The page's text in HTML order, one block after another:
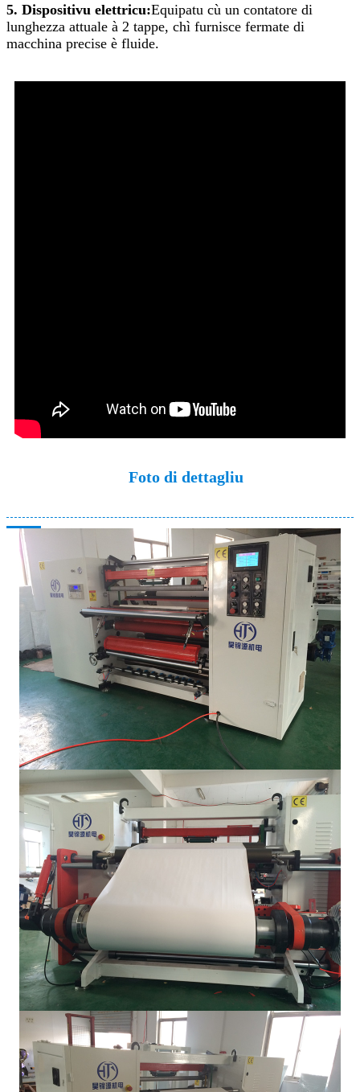
5. Dispositivu elettricu:Equipatu cù un contatore di
lunghezza attuale à 2 tappe, chì furnisce fermate di
macchina precise è fluide.
Foto di dettagliu